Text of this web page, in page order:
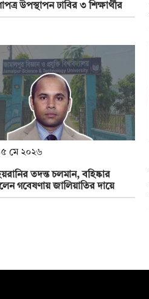
উপস্থাপন ঢাবির ৩ শিক্ষার্থীর
মে ২০২৬
তদন্ত চলমান, বহিষ্কার
গবেষণায় জালিয়াতির দায়ে